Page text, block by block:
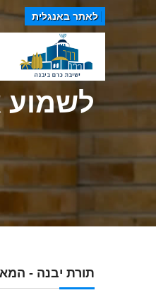
לאתר באנגלית
לשמוע
תורת יבנה -